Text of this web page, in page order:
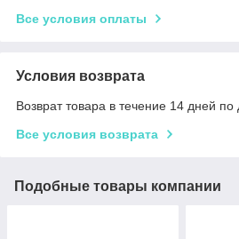
Все условия оплаты
Условия возврата
Возврат товара в течение 14 дней по
Все условия возврата
Подобные товары компании